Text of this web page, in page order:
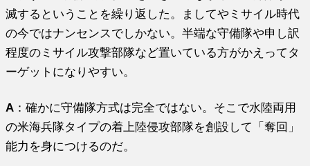
滅するということを繰り返した。ましてやミサイル時代
の今ではナンセンスでしかない。半端な守備隊や申し訳
程度のミサイル攻撃部隊など置いている方がかえってタ
ーゲットになりやすい。
A ：確かに守備隊方式は完全ではない。そこで水陸両用
の米海兵隊タイプの着上陸侵攻部隊を創設して「奪回」
能力を身につけるのだ。